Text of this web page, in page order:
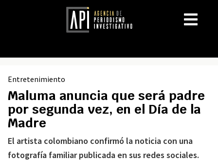
Entretenimiento
Maluma anuncia que será padre
por segunda vez, en el Día de la
Madre
El artista colombiano confirmó la noticia con una
fotografía familiar publicada en sus redes sociales.